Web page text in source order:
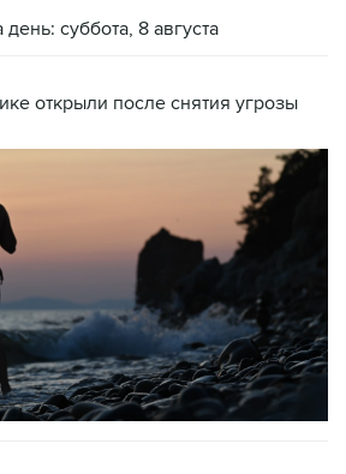
суббота, 8 августа
открыли после снятия угрозы